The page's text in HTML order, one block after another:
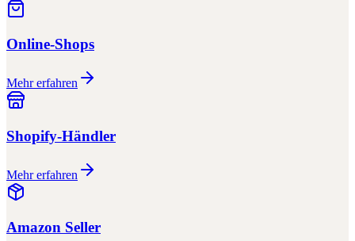
Online-Shops
Mehr erfahren
Shopify-Händler
Mehr erfahren
Amazon Seller